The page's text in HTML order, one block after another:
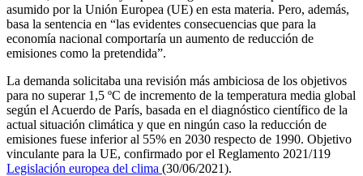
asumido por la Unión Europea (UE) en esta materia. Pero, además,
basa la sentencia en “las evidentes consecuencias que para la
economía nacional comportaría un aumento de reducción de
emisiones como la pretendida”.
La demanda solicitaba una revisión más ambiciosa de los objetivos
para no superar 1,5 ºC de incremento de la temperatura media global
según el Acuerdo de París, basada en el diagnóstico científico de la
actual situación climática y que en ningún caso la reducción de
emisiones fuese inferior al 55% en 2030 respecto de 1990. Objetivo
vinculante para la UE, confirmado por el Reglamento 2021/119
Legislación europea del clima (30/06/2021).